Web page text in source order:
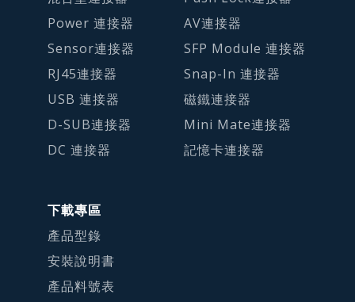
Power 連接器
Sensor連接器
RJ45連接器
USB 連接器
D-SUB連接器
DC 連接器
AV連接器
SFP Module 連接器
Snap-In 連接器
磁鐵連接器
Mini Mate連接器
記憶卡連接器
下載專區
產品型錄
安裝說明書
產品料號表